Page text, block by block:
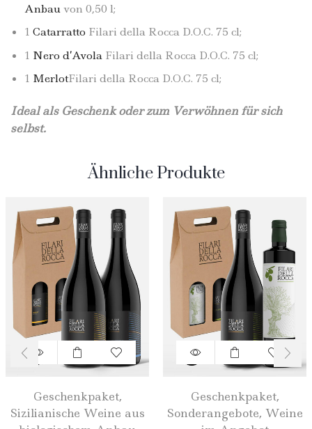
Anbauvon 0,50 l;
1 Catarratto Filari della Rocca D.O.C. 75 cl;
1 Nero d’Avola Filari della Rocca D.O.C. 75 cl;
1 MerlotFilari della Rocca D.O.C. 75 cl;
Ideal als Geschenk oder zum Verwöhnen für sich
selbst.
Ähnliche Produkte
Geschenkpaket,
Sizilianische Weine aus
Geschenkpaket,
Sonderangebote, Weine